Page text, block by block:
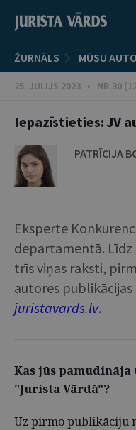
ŽURNĀLS MŪSU
25. JŪLIJS 2023 • NR.30
Iepazīstieties: JV
PATRĪCIJA
Eksperte
departamentā.
trīs viņas raksti,
autores publikācijas
juristavards.lv.
Kas jūs
"Jurista Vārdā"?
Uz pirmo publikāciju